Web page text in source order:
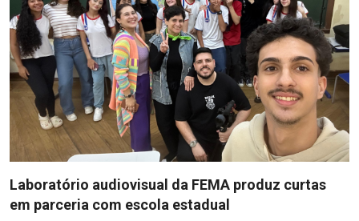
Laboratório audiovisual da FEMA produz curtas
em parceria com escola estadual